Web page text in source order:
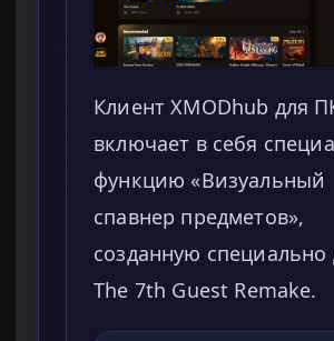
Клиент XMODhub для
включает в себя
функцию «Визуальный
спавнер предметов»,
созданную специально
The 7th Guest Remake.